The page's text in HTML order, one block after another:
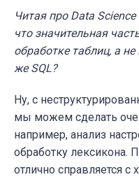
Читая про Data
что значительная
обработке таблиц, а
же SQL?
Ну, с
мы можем сделать
например, анализ
обработку лексикона.
отлично справляется с